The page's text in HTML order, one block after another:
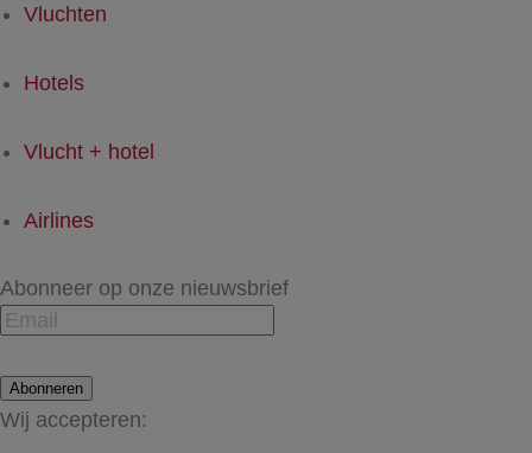
Vluchten
Hotels
Vlucht + hotel
Airlines
Abonneer op onze nieuwsbrief
Abonneren
Wij accepteren: